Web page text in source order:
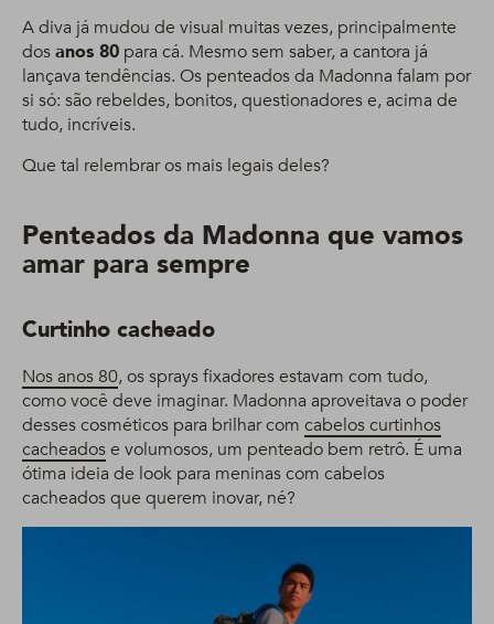
A diva já mudou de visual muitas vezes, principalmente
dosanos 80 para cá. Mesmo sem saber, a cantora já
lançava tendências. Os penteados da Madonna falam por
si só: são rebeldes, bonitos, questionadores e, acima de
tudo, incríveis.
Que tal relembrar os mais legais deles?
Penteados da Madonna que vamos
amar para sempre
Curtinho cacheado
Nos anos 80, os sprays fixadores estavam com tudo,
como você deve imaginar. Madonna aproveitava o poder
desses cosméticos para brilhar com cabelos curtinhos
cacheadose volumosos, um penteado bem retrô. É uma
ótima ideia de look para meninas com cabelos
cacheados que querem inovar, né?